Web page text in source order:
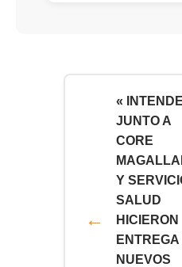
«
JUNTO A
CORE
Y
SALUD
HICIERON
ENTREGA
NUEVOS